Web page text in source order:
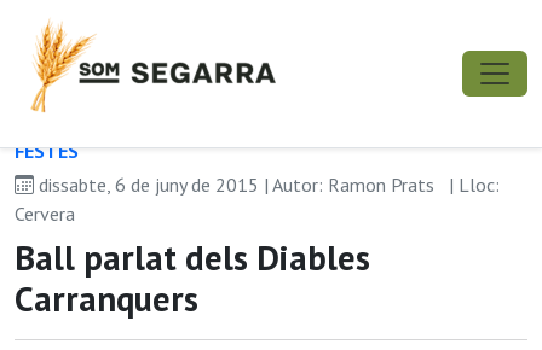
FESTES
dissabte, 6 de juny de 2015 | Autor: Ramon Prats
| Lloc:
Cervera
Ball parlat dels Diables
Carranquers